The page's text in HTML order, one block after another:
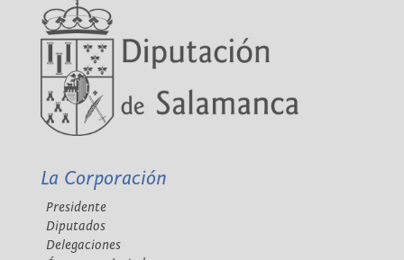
La Corporación
Presidente
Diputados
Delegaciones